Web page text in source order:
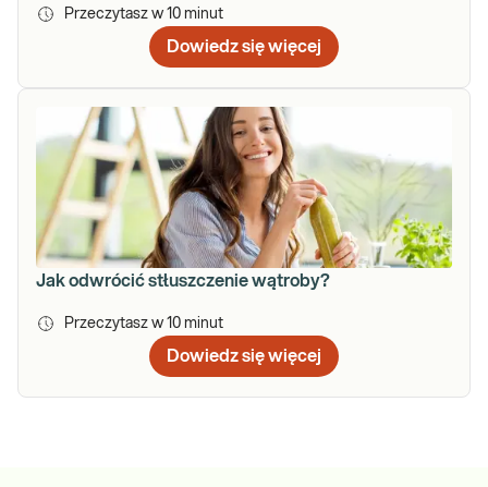
Przeczytasz w 10 minut
Dowiedz się więcej
Jak odwrócić stłuszczenie wątroby?
Przeczytasz w 10 minut
Dowiedz się więcej